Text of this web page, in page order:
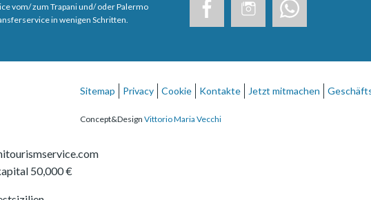
vom/ zum Trapani und/ oder Palermo
in wenigen Schritten.
50,000 €
Sitemap Privacy Cookie Kontakte Jetzt mitmachen
Concept&Design Vittorio Maria Vecchi